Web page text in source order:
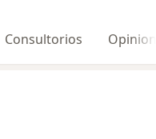
Consultorios